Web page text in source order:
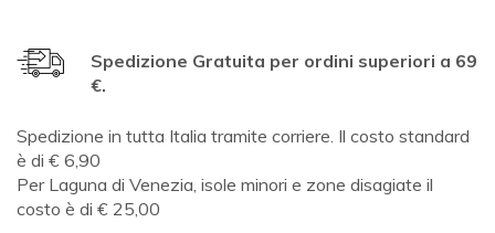
Spedizione Gratuita per ordini superiori a 69
€.
Spedizione in tutta Italia tramite corriere. Il costo standard
è di € 6,90
Per Laguna di Venezia, isole minori e zone disagiate il
costo è di € 25,00